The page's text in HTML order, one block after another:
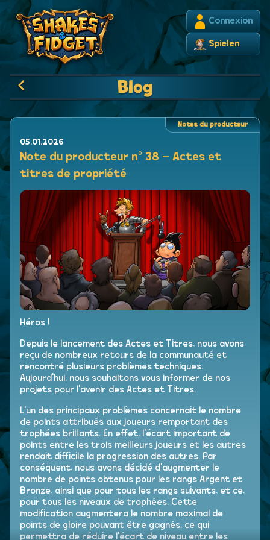
Connexion
Spielen
Blog
05.01.2026
Note du producteur n° 38 – Actes et
titres de propriété
Héros !
Depuis le lancement des Actes et Titres, nous avons
reçu de nombreux retours de la communauté et
rencontré plusieurs problèmes techniques.
Aujourd'hui, nous souhaitons vous informer de nos
projets pour l'avenir des Actes et Titres.
L'un des principaux problèmes concernait le nombre
de points attribués aux joueurs remportant des
trophées brillants. En effet, l'écart important de
points entre les trois meilleurs joueurs et les autres
rendait difficile la progression des autres. Par
conséquent, nous avons décidé d'augmenter le
nombre de points obtenus pour les rangs Argent et
Bronze, ainsi que pour tous les rangs suivants, et ce,
pour tous les niveaux de trophées. Cette
modification augmentera le nombre maximal de
points de gloire pouvant être gagnés, ce qui
permettra de réduire l'écart de niveau entre les
Notes du producteur